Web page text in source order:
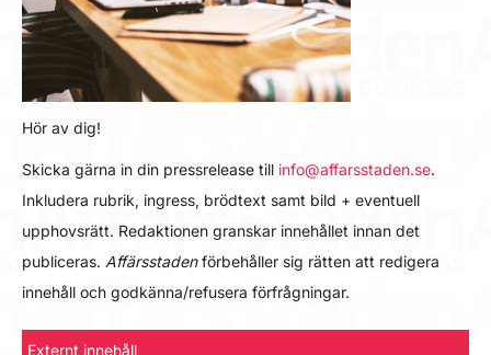
Hör av dig!
Skicka gärna in din pressrelease till info@affarsstaden.se.
Inkludera rubrik, ingress, brödtext samt bild + eventuell
upphovsrätt. Redaktionen granskar innehållet innan det
publiceras. Affärsstadenförbehåller sig rätten att redigera
innehåll och godkänna/refusera förfrågningar.
Externt innehåll